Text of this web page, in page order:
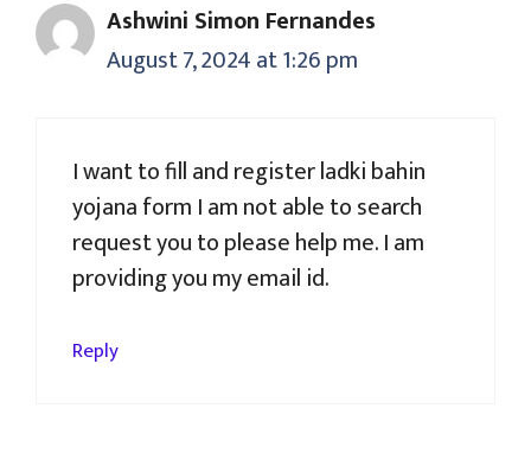
Ashwini Simon Fernandes
August 7, 2024 at 1:26 pm
I want to fill and register ladki bahin
yojana form I am not able to search
request you to please help me. I am
providing you my email id.
Reply